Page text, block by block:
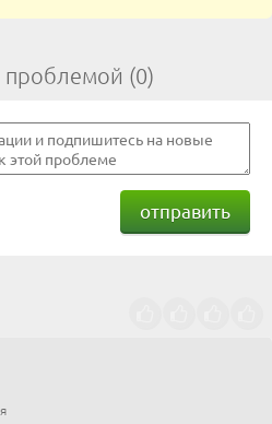
(0)
отправить